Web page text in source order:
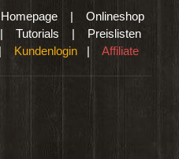
Homepage| Onlineshop
Tutorials | Preislisten
Kundenlogin | Affiliate